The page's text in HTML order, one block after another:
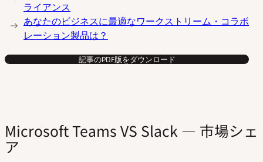
ライアンス
あなたのビジネスに最適なワークストリーム・コラボ
レーション製品は？
記事のPDF版をダウンロード
Microsoft Teams VS Slack — 市場シェ
ア